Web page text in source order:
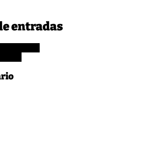
entradas